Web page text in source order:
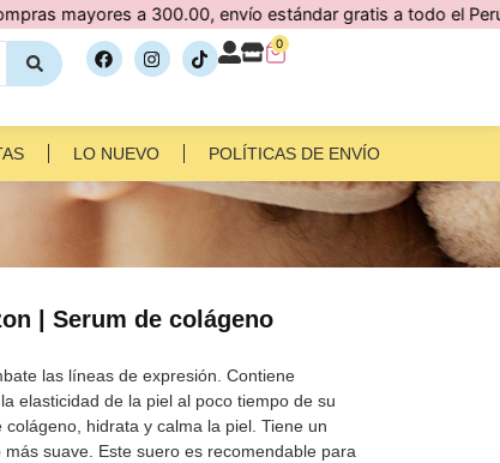
a 300.00, envío estándar gratis a todo el Perú 🇵🇪
0
LO NUEVO POLÍTICAS DE ENVÍO
| Serum de colágeno
las líneas de expresión. Contiene
elasticidad de la piel al poco tiempo de su
hidrata y calma la piel. Tiene un
suave. Este suero es recomendable para